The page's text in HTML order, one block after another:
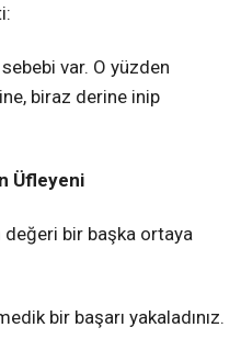
var. O yüzden
biraz derine inip
Üfleyeni
değeri bir başka ortaya
bir başarı yakaladınız.